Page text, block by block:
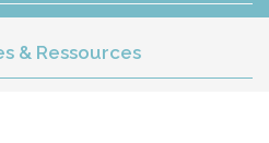
& Ressources